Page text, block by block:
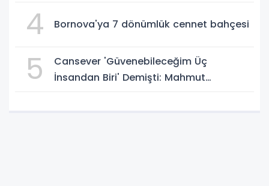
4 Bornova'ya 7 dönümlük cennet bahçesi
5
Cansever 'Güvenebileceğim Üç
İnsandan Biri' Demişti: Mahmut